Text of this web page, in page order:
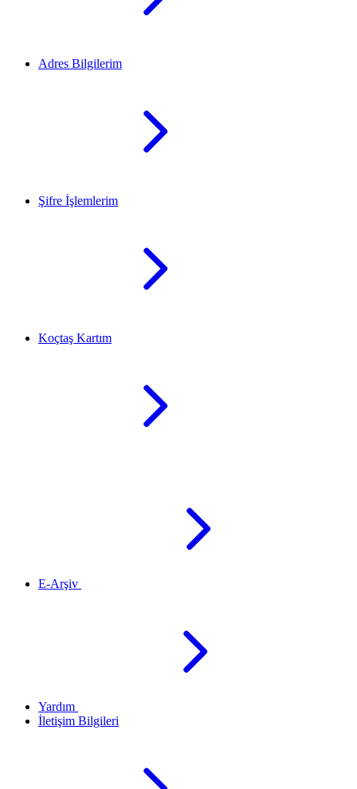
Adres Bilgilerim
Şifre İşlemlerim
Koçtaş Kartım
E-Arşiv
Yardım
İletişim Bilgileri